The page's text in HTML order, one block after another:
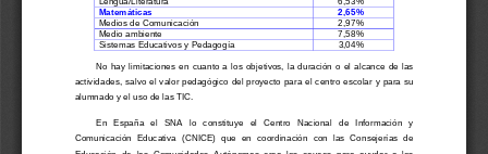
Matemáticas
Medios de Comunicación
2,97%
Medio ambiente
7,58%
Sistemas Educativos y Pedagogía
3,04%
No  hay  limitaciones  en  cuanto  a  los  objetivos,  la  duración  o  el  alcance  de  las
actividades, salvo el valor pedagógico del proyecto para el centro escolar y para su
alumnado y el uso de las TIC.
En   España   el   SNA   lo   constituye   el   Centro   Nacional   de   Información   y
Comunicación  Educativa  (CNICE)  que  en coordinación  con  las  Consejerías  de